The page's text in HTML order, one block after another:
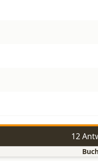
12